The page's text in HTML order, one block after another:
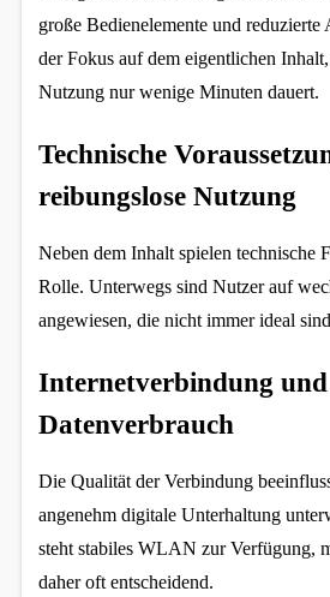
große Bedienelemente und
der Fokus auf dem eigentlichen
Nutzung nur wenige Minuten dauert.
Technische
reibungslose Nutzung
Neben dem Inhalt spielen technische
Rolle. Unterwegs sind Nutzer auf
angewiesen, die nicht immer ideal
Internetverbindung und
Datenverbrauch
Die Qualität der Verbindung
angenehm digitale Unterhaltung
steht stabiles WLAN zur Verfügung,
daher oft entscheidend.